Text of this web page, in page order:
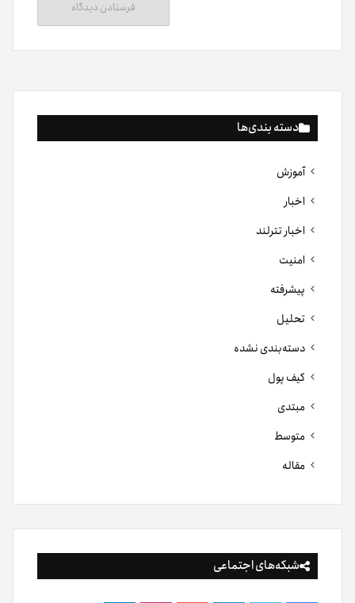
دسته بندی‌ها
آموزش
اخبار
اخبار تترلند
امنیت
پیشرفته
تحلیل
دسته‌بندی نشده
کیف پول
مبتدی
متوسط
مقاله
شبکه‌های اجتماعی